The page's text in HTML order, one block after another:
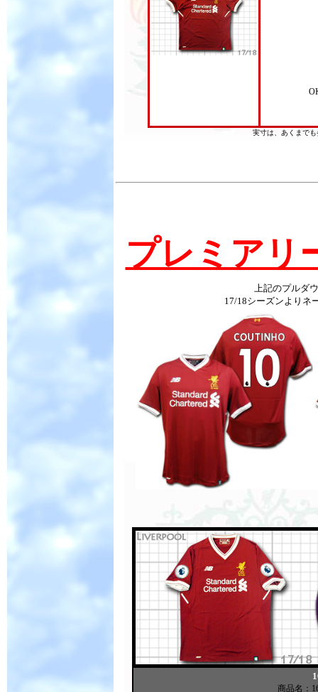
実寸は、あくまで
プレミアリ
上記のプルダ
17/18シーズンよりネ
商品名：